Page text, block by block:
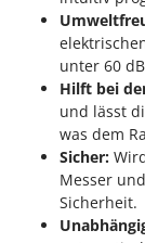
Tornado
Tre Spade
Trev -
Trotec
Troy-Bilt
Udor
Unger
unter 60
Hilft bei
und lässt
was dem
Sicher:
Messer
Sicherheit.